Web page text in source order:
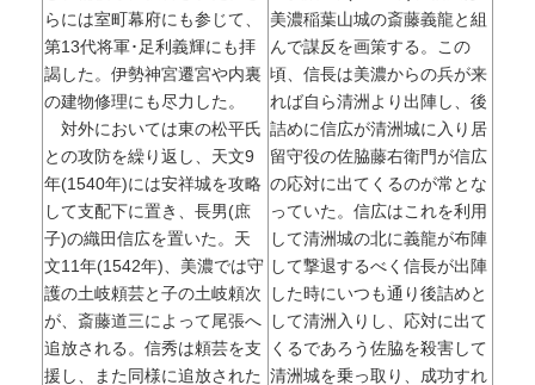
らには室町幕府にも参じて、
第13代将軍･足利義輝にも拝
謁した。伊勢神宮遷宮や内裏
の建物修理にも尽力した。
対外においては東の松平氏
との攻防を繰り返し、天文9
年(1540年)には安祥城を攻略
して支配下に置き、長男(庶
子)の織田信広を置いた。天
文11年(1542年)、美濃では守
護の土岐頼芸と子の土岐頼次
が、斎藤道三によって尾張へ
追放される。信秀は頼芸を支
援し、また同様に追放された
美濃稲葉山城の斎藤義龍と組
んで謀反を画策する。この
頃、信長は美濃からの兵が来
れば自ら清洲より出陣し、後
詰めに信広が清洲城に入り居
留守役の佐脇藤右衛門が信広
の応対に出てくるのが常とな
っていた。信広はこれを利用
して清洲城の北に義龍が布陣
して撃退するべく信長が出陣
した時にいつも通り後詰めと
して清洲入りし、応対に出て
くるであろう佐脇を殺害して
清洲城を乗っ取り、成功すれ